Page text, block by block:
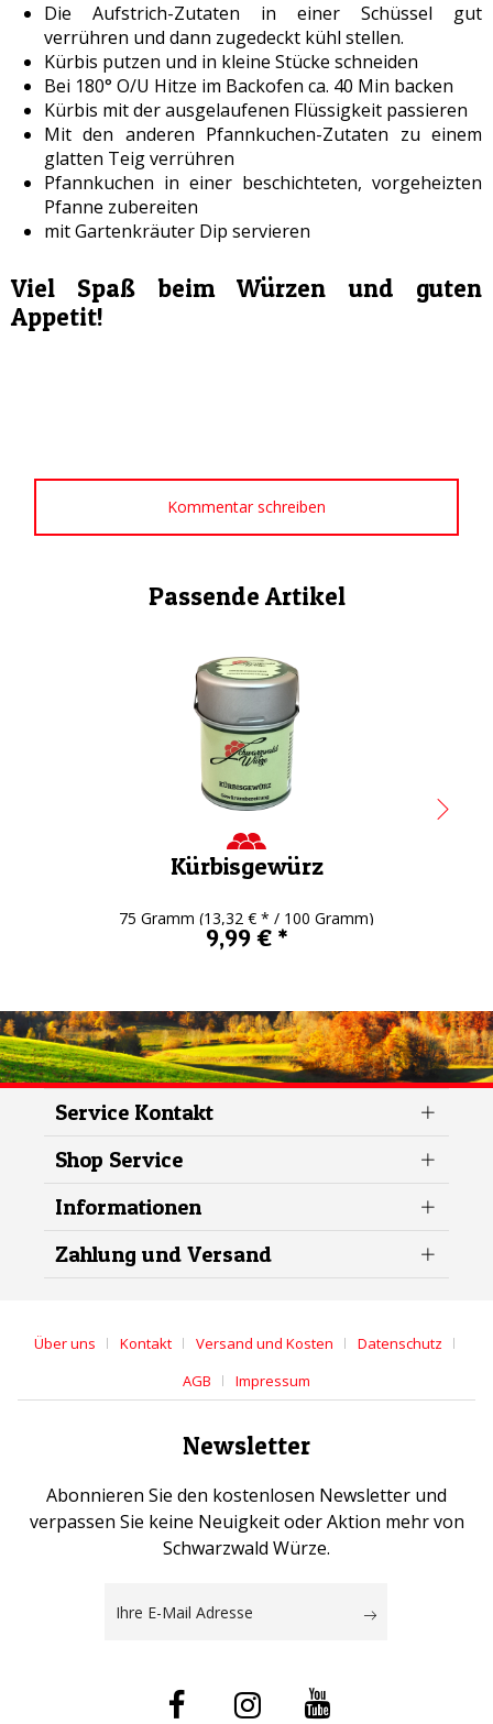
Die Aufstrich-Zutaten in einer Schüssel gut
verrühren und dann zugedeckt kühl stellen.
Kürbis putzen und in kleine Stücke schneiden
Bei 180° O/U Hitze im Backofen ca. 40 Min backen
Kürbis mit der ausgelaufenen Flüssigkeit passieren
Mit den anderen Pfannkuchen-Zutaten zu einem
glatten Teig verrühren
Pfannkuchen in einer beschichteten, vorgeheizten
Pfanne zubereiten
mit Gartenkräuter Dip servieren
Viel Spaß beim Würzen und guten
Appetit!
Kommentar schreiben
Passende Artikel
Kürbisgewürz
75 Gramm (13,32 € * / 100 Gramm)
9,99 € *
Service Kontakt
Shop Service
Informationen
Zahlung und Versand
Über uns Kontakt Versand und Kosten
Datenschutz
AGB
Impressum
Newsletter
Abonnieren Sie den kostenlosen Newsletter und
verpassen Sie keine Neuigkeit oder Aktion mehr von
Schwarzwald Würze.